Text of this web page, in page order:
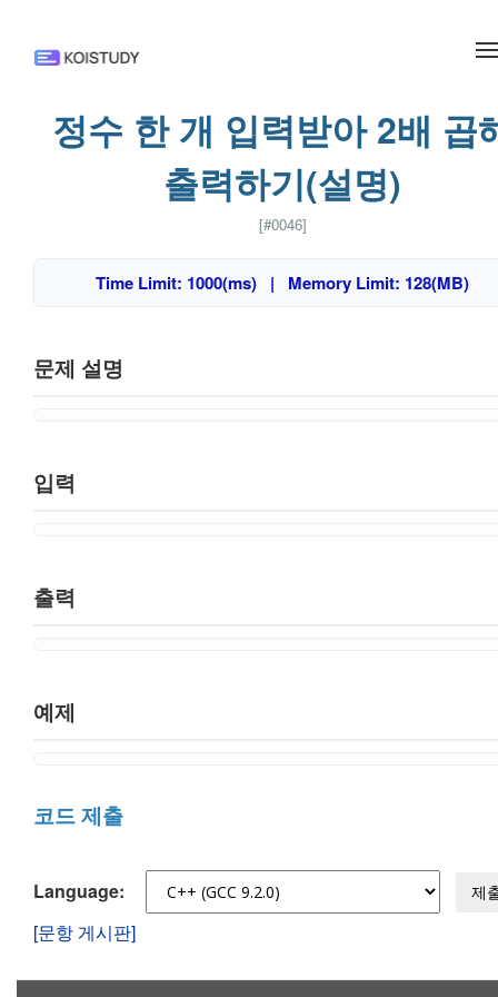
정수 한 개 입력받아 2배 곱
출력하기(설명)
[#0046]
Time Limit: 1000(ms) | Memory Limit: 128(MB)
문제 설명
입력
출력
예제
코드 제출
Language: 제
[문항 게시판]